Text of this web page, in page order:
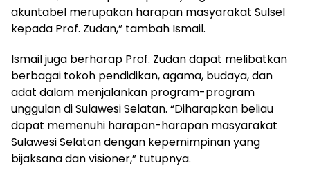
akuntabel merupakan harapan masyarakat Sulsel
kepada Prof. Zudan,” tambah Ismail.
Ismail juga berharap Prof. Zudan dapat melibatkan
berbagai tokoh pendidikan, agama, budaya, dan
adat dalam menjalankan program-program
unggulan di Sulawesi Selatan. “Diharapkan beliau
dapat memenuhi harapan-harapan masyarakat
Sulawesi Selatan dengan kepemimpinan yang
bijaksana dan visioner,” tutupnya.